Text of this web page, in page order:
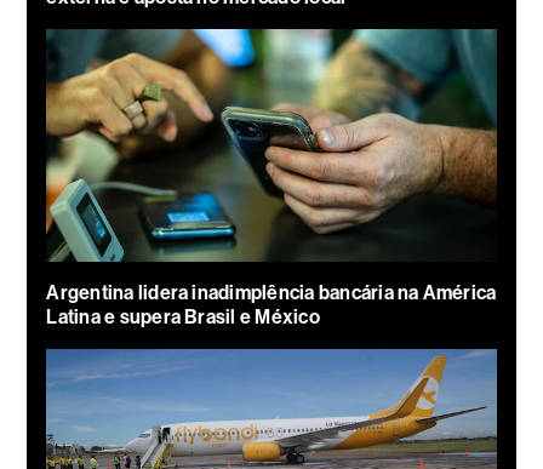
Argentina lidera inadimplência bancária na América
Latina e supera Brasil e México